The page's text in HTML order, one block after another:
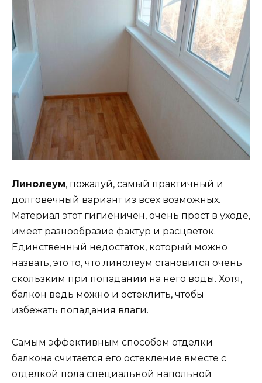
Линолеум, пожалуй, самый практичный и
долговечный вариант из всех возможных.
Материал этот гигиеничен, очень прост в уходе,
имеет разнообразие фактур и расцветок.
Единственный недостаток, который можно
назвать, это то, что линолеум становится очень
скользким при попадании на него воды. Хотя,
балкон ведь можно и остеклить, чтобы
избежать попадания влаги.
Самым эффективным способом отделки
балкона считается его остекление вместе с
отделкой пола специальной напольной